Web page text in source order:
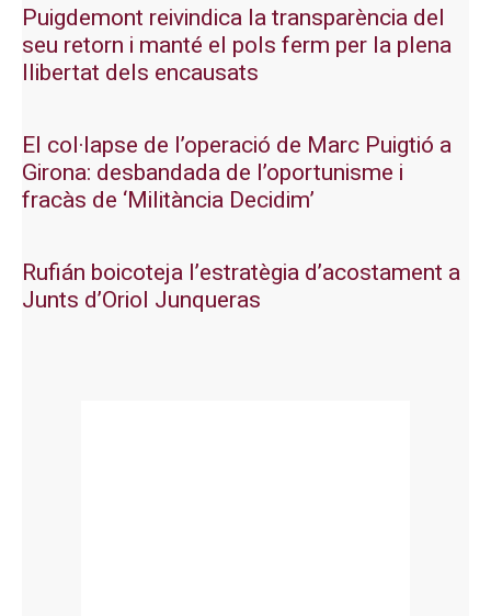
Puigdemont reivindica la transparència del
seu retorn i manté el pols ferm per la plena
llibertat dels encausats
El col·lapse de l’operació de Marc Puigtió a
Girona: desbandada de l’oportunisme i
fracàs de ‘Militància Decidim’
Rufián boicoteja l’estratègia d’acostament a
Junts d’Oriol Junqueras